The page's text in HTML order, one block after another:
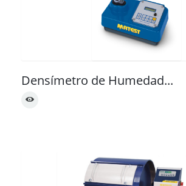
Densímetro de Humedad...